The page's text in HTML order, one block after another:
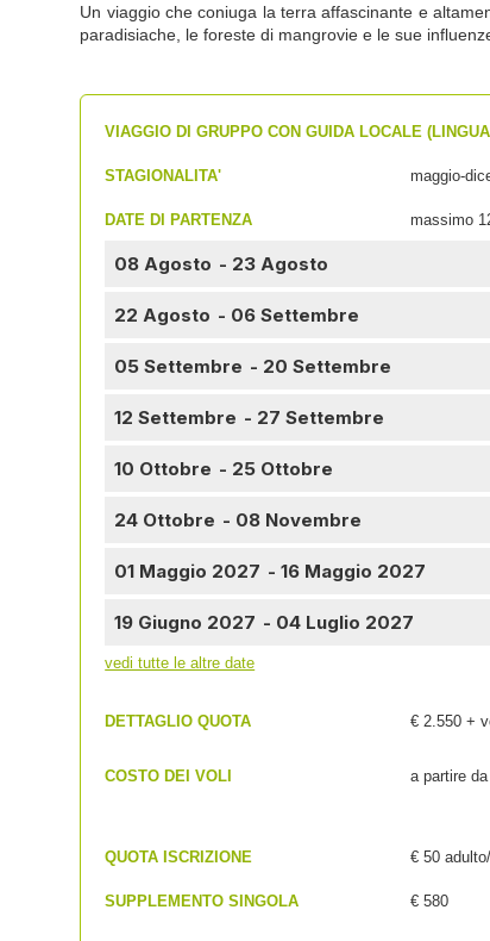
Un viaggio che coniuga la terra affascinante e
paradisiache, le foreste di mangrovie e le sue
VIAGGIO DI GRUPPO CON GUIDA LOCALE
STAGIONALITA' maggio-
DATE DI PARTENZA massimo
08 Agosto - 23 Agosto
22 Agosto - 06 Settembre
05 Settembre - 20 Settembre
12 Settembre - 27 Settembre
10 Ottobre - 25 Ottobre
24 Ottobre - 08 Novembre
01 Maggio 2027 - 16 Maggio 2027
19 Giugno 2027 - 04 Luglio 2027
vedi tutte le altre date
DETTAGLIO QUOTA € 2.550 +
COSTO DEI VOLI a partire
QUOTA ISCRIZIONE € 50
SUPPLEMENTO SINGOLA € 580